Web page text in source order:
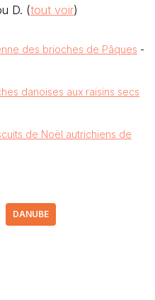
D. (tout voir)
des brioches de Pâques -
danoises aux raisins secs
de Noël autrichiens de
DANUBE